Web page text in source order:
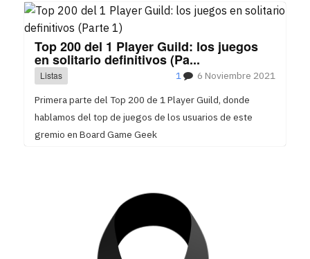
Top 200 del 1 Player Guild: los juegos
en solitario definitivos (Pa...
Listas 6 Noviembre 2021
1
Primera parte del Top 200 de 1 Player Guild, donde
hablamos del top de juegos de los usuarios de este
gremio en Board Game Geek